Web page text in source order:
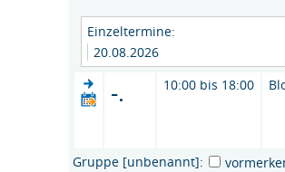
Einzeltermine:
20.08.2026
-. 10:00 bis 18:00
Gruppe [unbenannt]: